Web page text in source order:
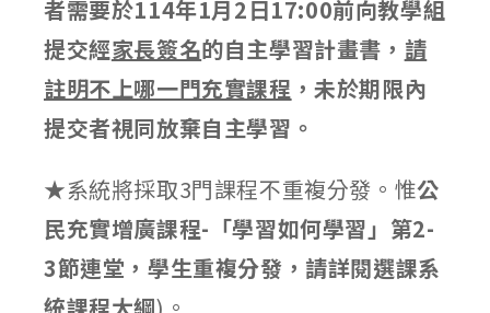
者需要於114年1月2日17:00前向教學組
提交經家長簽名的自主學習計畫書， 請
註明不上哪一門充實課程 ，未於期限內
提交者視同放棄自主學習。
★系統將採取3門課程不重複分發。惟公
民充實增廣課程-「學習如何學習」第2-
3節連堂，學生重複分發，請詳閱選課系